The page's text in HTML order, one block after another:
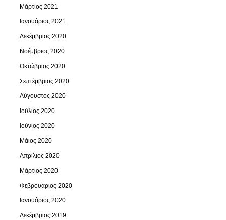
Μάρτιος 2021
Ιανουάριος 2021
Δεκέμβριος 2020
Νοέμβριος 2020
Οκτώβριος 2020
Σεπτέμβριος 2020
Αύγουστος 2020
Ιούλιος 2020
Ιούνιος 2020
Μάιος 2020
Απρίλιος 2020
Μάρτιος 2020
Φεβρουάριος 2020
Ιανουάριος 2020
Δεκέμβριος 2019